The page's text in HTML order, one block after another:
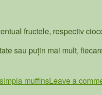
fructele, respectiv
sau puțin mai mult,
muffinsLeave a